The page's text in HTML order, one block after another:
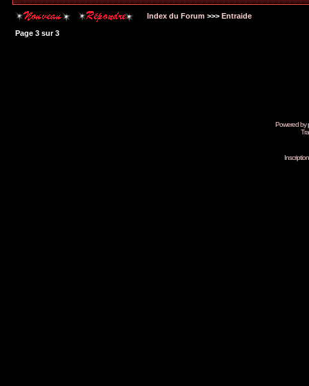
Index du Forum >>> Entraide
Page 3 sur3
Powered by